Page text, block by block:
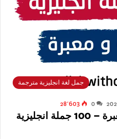
جمل لغة انجليزية مترجمة
0 28٬603
جمل انجليزية قصيرة معبرة – 100 جملة انجليزية